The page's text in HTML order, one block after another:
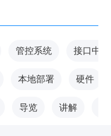
管控系统 接口中台
本地部署 硬件
导览 讲解